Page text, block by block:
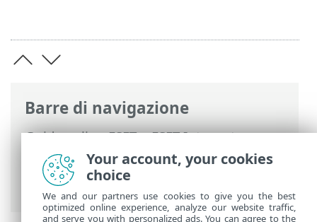
Barre di navigazione
Guida online ESET>ESET Internet
Security
>Configurazione avanzata>
Protezioni> Protezione file system in
tempo reale
Your account, your cookies
choice
We and our partners use cookies to give you the best
optimized online experience, analyze our website traffic,
and serve you with personalized ads. You can agree to the